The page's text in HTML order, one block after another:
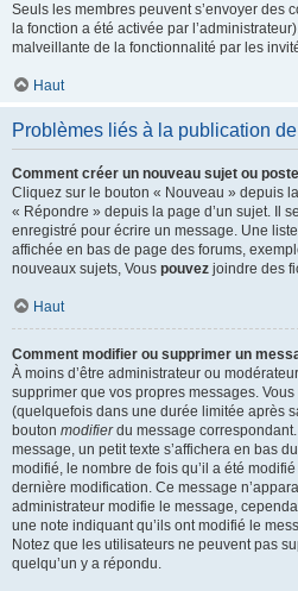
Seuls les membres peuvent s’envoyer des
la fonction a été activée par
malveillante de la fonctionnalité par les
Haut
Problèmes liés à la publication
Comment créer un nouveau sujet ou
Cliquez sur le bouton « Nouveau » depuis
« Répondre » depuis la page d’un sujet. Il
enregistré pour écrire un message. Une
affichée en bas de page des forums,
nouveaux sujets, Vous pouvez joindre des
Haut
Comment modifier ou supprimer un
À moins d’être administrateur ou
supprimer que vos propres messages.
(quelquefois dans une durée limitée après
bouton modifierdu message
message, un petit texte s’affichera en bas
modifié, le nombre de fois qu’il a été
dernière modification. Ce message
administrateur modifie le message,
une note indiquant qu’ils ont modifié le
Notez que les utilisateurs ne peuvent pas
quelqu’un y a répondu.